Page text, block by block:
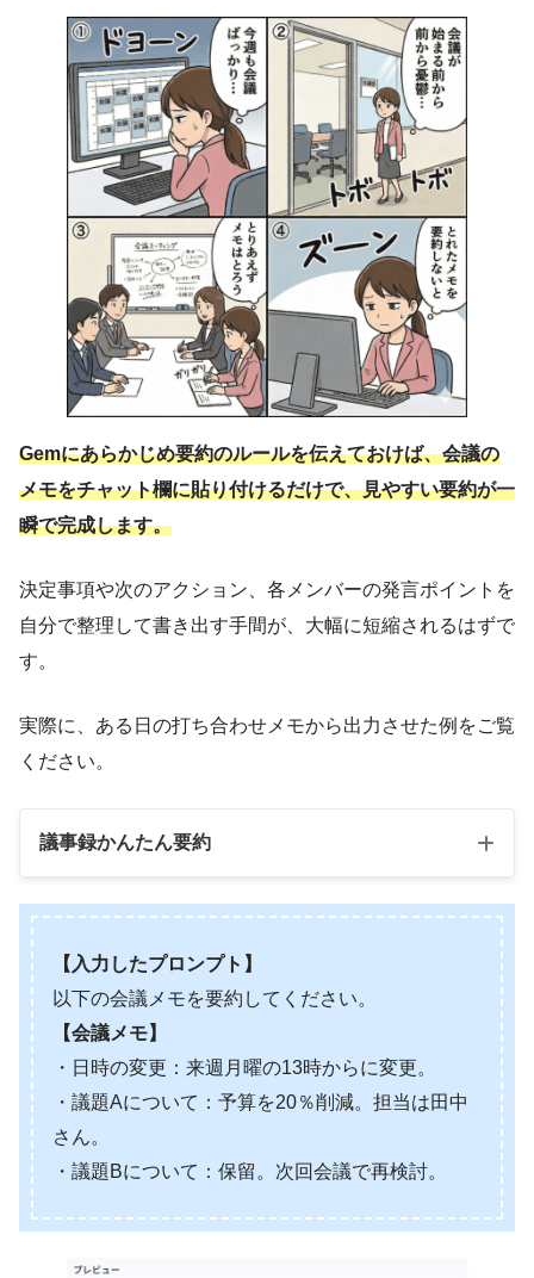
Gemにあらかじめ要約のルールを伝えておけば、会議の
メモをチャット欄に貼り付けるだけで、見やすい要約が一
瞬で完成します。
決定事項や次のアクション、各メンバーの発言ポイントを
自分で整理して書き出す手間が、大幅に短縮されるはずで
す。
実際に、ある日の打ち合わせメモから出力させた例をご覧
ください。
議事録かんたん要約
【入力したプロンプト】
以下の会議メモを要約してください。
【会議メモ】
・日時の変更：来週月曜の13時からに変更。
・議題Aについて：予算を20％削減。担当は田中
さん。
・議題Bについて：保留。次回会議で再検討。